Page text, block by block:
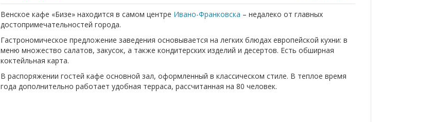
Венское кафе «Бизе» находится в самом центре Ивано-Франковска – недалеко от главных
достопримечательностей города.
Гастрономическое предложение заведения основывается на легких блюдах европейской кухни: в
меню множество салатов, закусок, а также кондитерских изделий и десертов. Есть обширная
коктейльная карта.
В распоряжении гостей кафе основной зал, оформленный в классическом стиле. В теплое время
года дополнительно работает удобная терраса, рассчитанная на 80 человек.